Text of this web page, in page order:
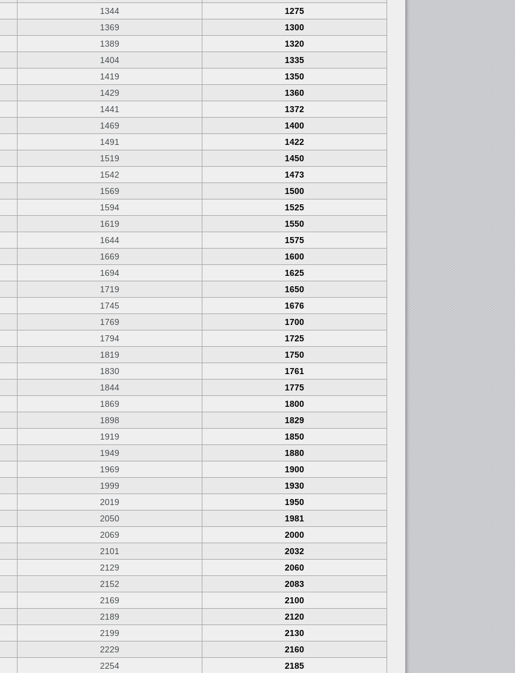
1344
1275
1369
1300
1389
1320
1404
1335
1419
1350
1429
1360
1441
1372
1469
1400
1491
1422
1519
1450
1542
1473
1569
1500
1594
1525
1619
1550
1644
1575
1669
1600
1694
1625
1719
1650
1745
1676
1769
1700
1794
1725
1819
1750
1830
1761
1844
1775
1869
1800
1898
1829
1919
1850
1949
1880
1969
1900
1999
1930
2019
1950
2050
1981
2069
2000
2101
2032
2129
2060
2152
2083
2169
2100
2189
2120
2199
2130
2229
2160
2254
2185